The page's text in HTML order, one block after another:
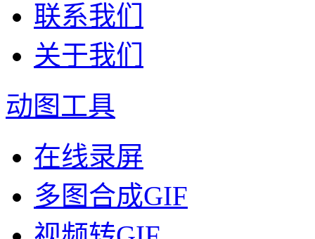
联系我们
关于我们
动图工具
在线录屏
多图合成GIF